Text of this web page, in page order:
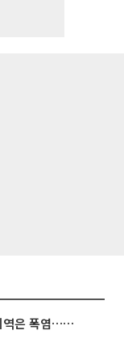
동해안은 시간당 80㎜ 폭우, 그 외 지역은 폭염…‘극과 극 날씨’